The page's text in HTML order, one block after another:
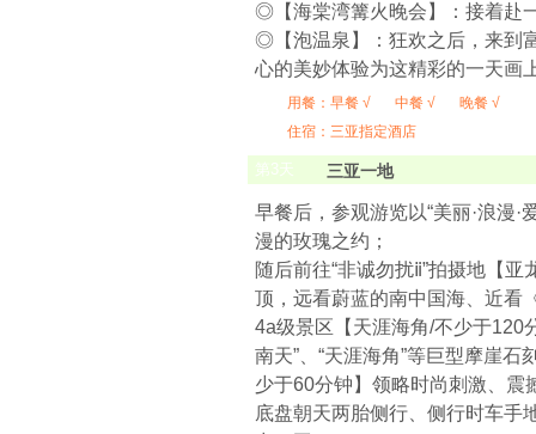
◎【海棠湾篝火晚会】：接着赴
◎【泡温泉】：狂欢之后，来到
心的美妙体验为这精彩的一天画
用餐： 早餐 √ 中餐 √
晚餐 √
住宿：三亚指定酒店
第3天 三亚一地
早餐后，参观游览以“美丽·浪漫
漫的玫瑰之约；
随后前往“非诚勿扰ⅱ”拍摄地【
顶，远看蔚蓝的南中国海、近看
4a级景区【天涯海角/不少于120
南天”、“天涯海角”等巨型摩崖
少于60分钟】领略时尚刺激、震
底盘朝天两胎侧行、侧行时车手